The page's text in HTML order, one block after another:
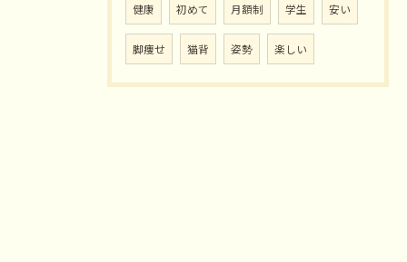
健康 初めて 月額制 学生 安い
脚痩せ 猫背 姿勢 楽しい